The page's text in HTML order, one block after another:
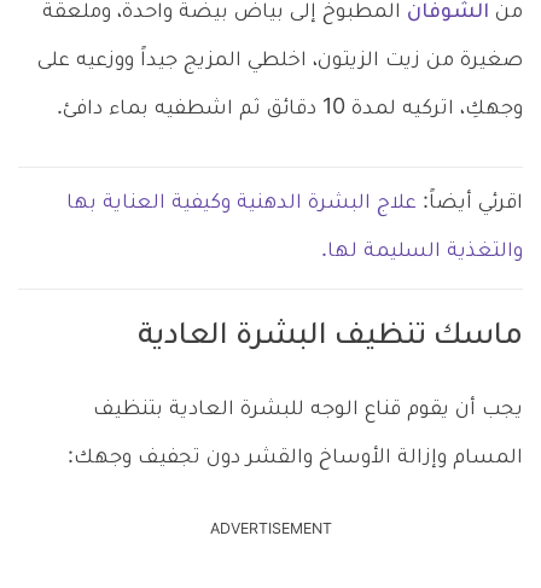
من الشوفان المطبوخ إلى بياض بيضة واحدة، وملعقة
صغيرة من زيت الزيتون، اخلطي المزيج جيداً ووزعيه على
وجهكِ، اتركيه لمدة 10 دقائق ثم اشطفيه بماء دافئ.
اقرئي أيضاً: علاج البشرة الدهنية وكيفية العناية بها
والتغذية السليمة لها.
ماسك تنظيف البشرة العادية
يجب أن يقوم قناع الوجه للبشرة العادية بتنظيف
المسام وإزالة الأوساخ والقشر دون تجفيف وجهك:
ADVERTISEMENT